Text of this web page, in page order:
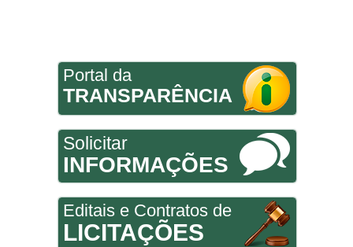
Portal da
TRANSPARÊNCIA
Solicitar
INFORMAÇÕES
Editais e Contratos de
LICITAÇÕES